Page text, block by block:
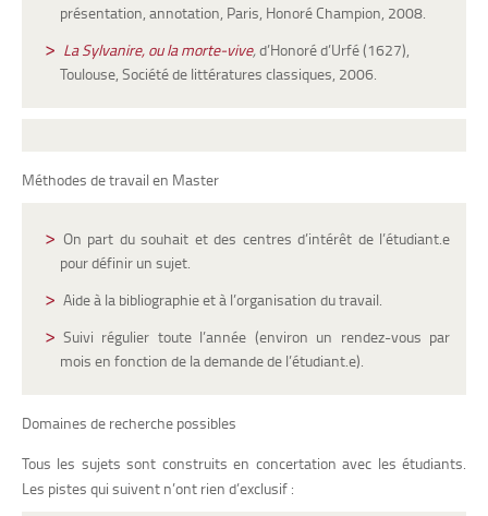
présentation, annotation, Paris, Honoré Champion, 2008.
La Sylvanire, ou la morte-vive,d’Honoré d’Urfé (1627),
Toulouse, Société de littératures classiques, 2006.
Méthodes de travail en Master
On part du souhait et des centres d’intérêt de l’étudiant.e
pour définir un sujet.
Aide à la bibliographie et à l’organisation du travail.
Suivi régulier toute l’année (environ un rendez-vous par
mois en fonction de la demande de l’étudiant.e).
Domaines de recherche possibles
Tous les sujets sont construits en concertation avec les étudiants.
Les pistes qui suivent n’ont rien d’exclusif :